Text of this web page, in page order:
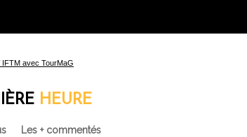
aux vacances : un droit
HEURE
Les + commentés